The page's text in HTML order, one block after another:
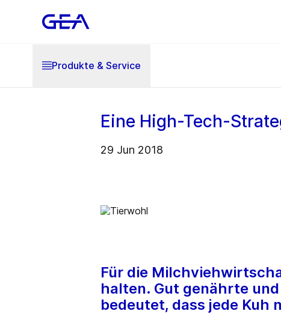
Produkte & Service
Eine High-Tech-
29 Jun 2018
Für die
halten. Gut genährte
bedeutet, dass jede Kuh